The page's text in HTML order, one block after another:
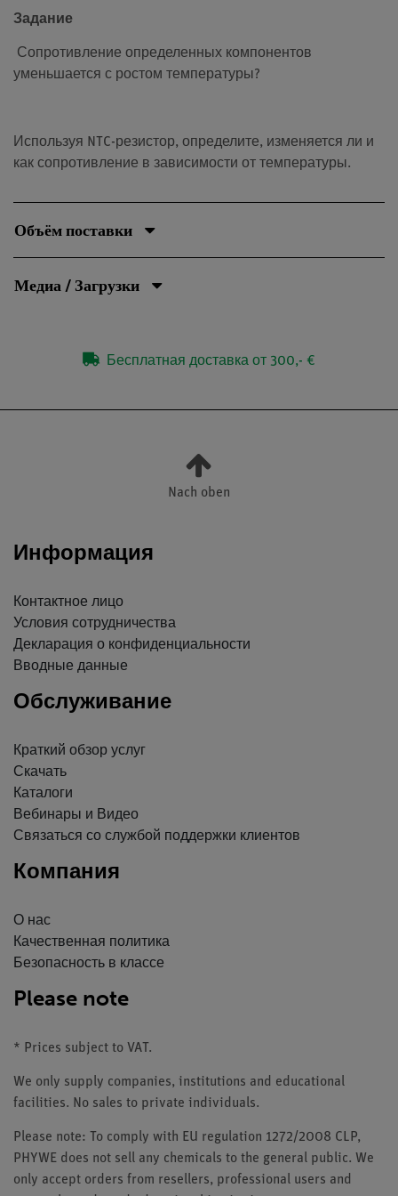
Задание
Сопротивление определенных компонентов
уменьшается с ростом температуры?
Используя NTC-резистор, определите, изменяется ли и
как сопротивление в зависимости от температуры.
Объём поставки
Медиа / Загрузки
Бесплатная доставка от 300,- €
Nach oben
Информация
Контактное лицо
Условия сотрудничества
Декларация о конфиденциальности
Вводные данные
Обслуживание
Краткий обзор услуг
Скачать
Каталоги
Вебинары и Видео
Связаться со службой поддержки клиентов
Компания
О нас
Качественная политика
Безопасность в классе
Please note
* Prices subject to VAT.
We only supply companies, institutions and educational
facilities. No sales to private individuals.
Please note: To comply with EU regulation 1272/2008 CLP,
PHYWE does not sell any chemicals to the general public. We
only accept orders from resellers, professional users and